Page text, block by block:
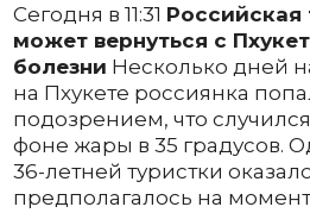
Сегодня в 11:31 Российская
может вернуться с
болезни Несколько дней
на Пхукете россиянка
подозрением, что
фоне жары в 35 градусов.
36-летней туристки
предполагалось на